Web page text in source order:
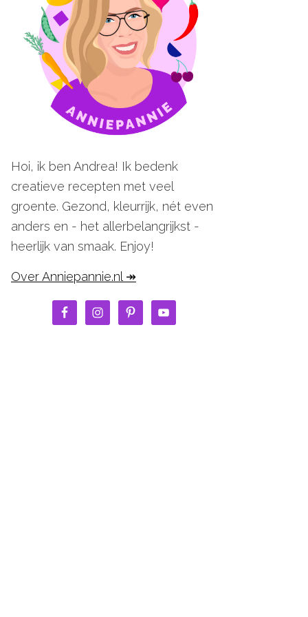
Hoi, ik ben Andrea! Ik bedenk
creatieve recepten met veel
groente. Gezond, kleurrijk, nét even
anders en - het allerbelangrijkst -
heerlijk van smaak. Enjoy!
Over Anniepannie.nl ↠